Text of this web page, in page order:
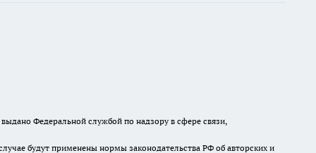
Федеральной службой по надзору в сфере связи,
будут применены нормы законодательства РФ об авторских и